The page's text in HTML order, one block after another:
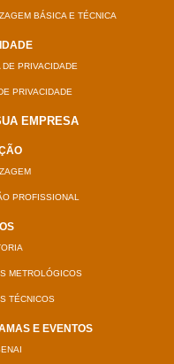
BÁSICA E TÉCNICA
DE PRIVACIDADE
PRIVACIDADE
EMPRESA
PROFISSIONAL
METROLÓGICOS
TÉCNICOS
E EVENTOS